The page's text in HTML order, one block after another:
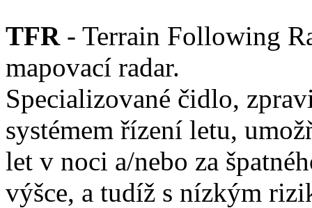
TFR- Terrain Following
mapovací radar.
Specializované čidlo,
systémem řízení letu,
let v noci a/nebo za
výšce, a tudíž s nízkým